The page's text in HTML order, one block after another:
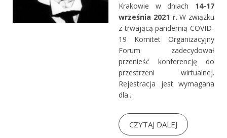
Krakowie w dniach 14-17
września 2021 r. W związku
z trwającą pandemią COVID-
19 Komitet Organizacyjny
Forum zadecydował
przenieść konferencję do
przestrzeni wirtualnej.
Rejestracja jest wymagana
dla...
CZYTAJ DALEJ